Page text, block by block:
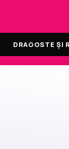
DRAGOSTE ȘI